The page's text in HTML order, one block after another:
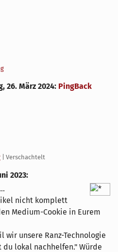
26. März 2024: PingBack
| Verschachtelt
2023:
nicht komplett
Medium-Cookie in Eurem
wir unsere Ranz-Technologie
lokal nachhelfen." Würde